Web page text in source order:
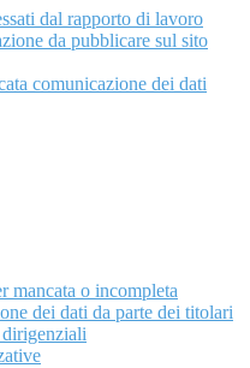
dal rapporto di lavoro
da pubblicare sul sito
comunicazione dei dati
mancata o incompleta
dei dati da parte dei titolari